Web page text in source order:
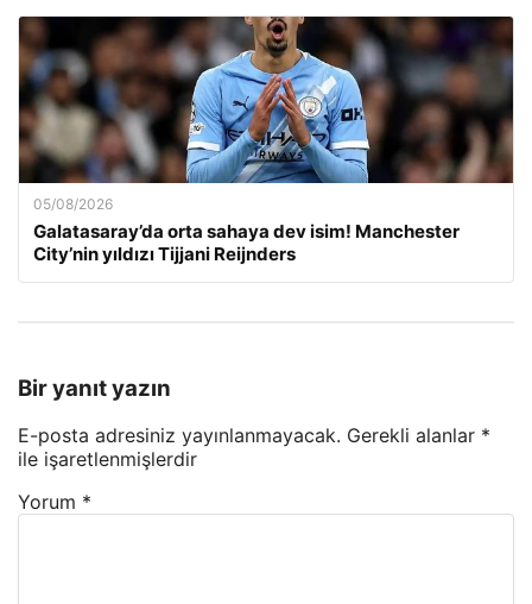
05/08/2026
Galatasaray’da orta sahaya dev isim! Manchester
City’nin yıldızı Tijjani Reijnders
Bir yanıt yazın
E-posta adresiniz yayınlanmayacak. Gerekli alanlar *
ile işaretlenmişlerdir
Yorum *